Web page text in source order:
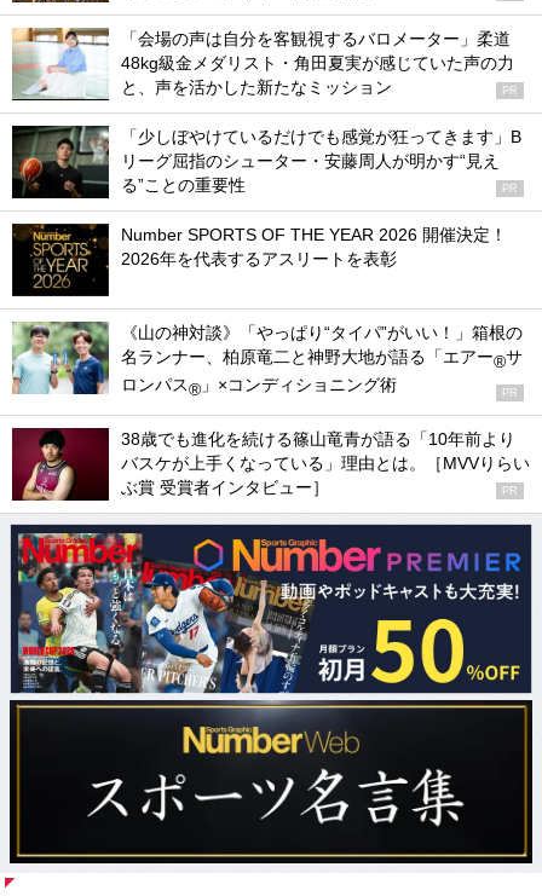
「会場の声は自分を客観視するバロメーター」柔道
48kg級金メダリスト・角田夏実が感じていた声の力
と、声を活かした新たなミッション
PR
「少しぼやけているだけでも感覚が狂ってきます」B
リーグ屈指のシューター・安藤周人が明かす“見え
る”ことの重要性
PR
Number SPORTS OF THE YEAR 2026 開催決定！
2026年を代表するアスリートを表彰
《山の神対談》「やっぱり“タイパ”がいい！」箱根の
名ランナー、柏原竜二と神野大地が語る「エアー®サ
ロンパス® 」×コンディショニング術 PR
38歳でも進化を続ける篠山竜青が語る「10年前より
バスケが上手くなっている」理由とは。［MVVりらい
ぶ賞 受賞者インタビュー］
PR